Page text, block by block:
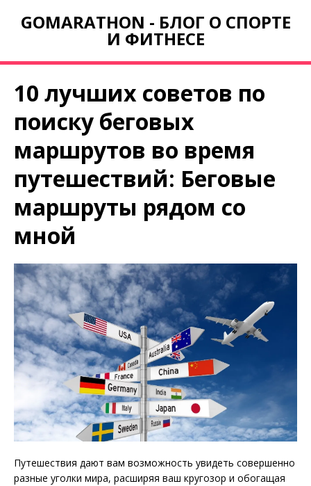
GOMARATHON - БЛОГ О СПОРТЕ
И ФИТНЕСЕ
10 лучших советов по
поиску беговых
маршрутов во время
путешествий: Беговые
маршруты рядом со
мной
Путешествия дают вам возможность увидеть совершенно
разные уголки мира, расширяя ваш кругозор и обогащая